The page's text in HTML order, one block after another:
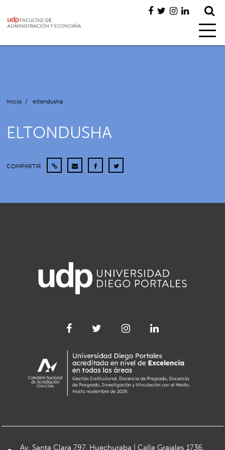
Inicio / eltondusha
ELTONDUSHA
COMPARTIR
Av. Santa Clara 797, Huechuraba | Calle Grajales 1736,